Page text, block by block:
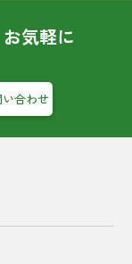
気軽に
い合わせ